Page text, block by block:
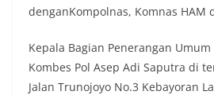
denganKompolnas, Komnas HAM
Kepala Bagian Penerangan
Kombes Pol Asep Adi Saputra di
Jalan Trunojoyo No.3 Kebayoran